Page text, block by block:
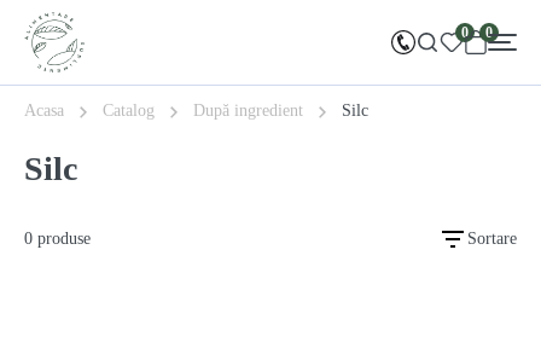
0 0
Acasa Catalog După ingredient Silc
Silc
0 produse Sortare